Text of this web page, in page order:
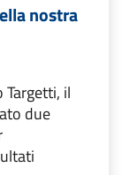
nostra
il
due